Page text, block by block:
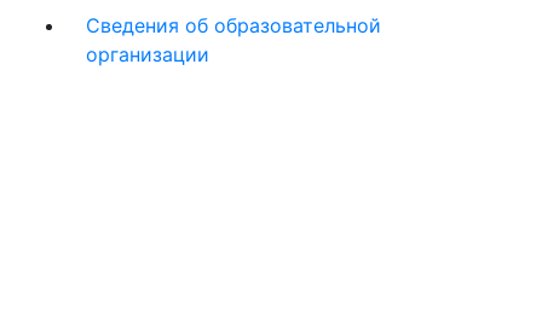
Сведения об образовательной
организации